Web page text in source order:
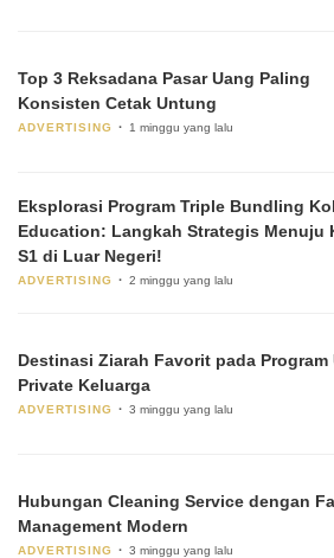
Top 3 Reksadana Pasar Uang Paling
Konsisten Cetak Untung
ADVERTISING 1 minggu yang lalu
Eksplorasi Program Triple Bundling
Education: Langkah Strategis Menuju
S1 di Luar Negeri!
ADVERTISING 2 minggu yang lalu
Destinasi Ziarah Favorit pada Program
Private Keluarga
ADVERTISING 3 minggu yang lalu
Hubungan Cleaning Service dengan
Management Modern
ADVERTISING 3 minggu yang lalu